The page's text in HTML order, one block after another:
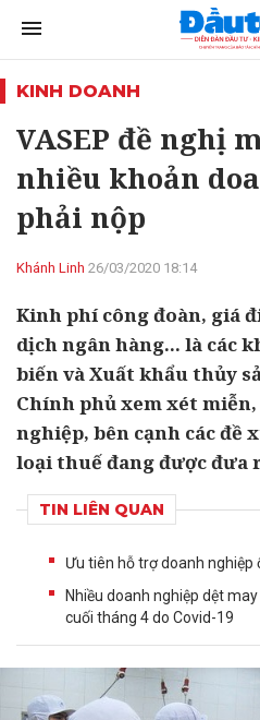
KINH DOANH
VASEP đề nghị
nhiều khoản
phải nộp
Khánh Linh 26/03/2020 18:14
Kinh phí công đoàn, giá
dịch ngân hàng... là các
biến và Xuất khẩu thủy
Chính phủ xem xét
nghiệp, bên cạnh các đề
loại thuế đang được đưa
TIN LIÊN QUAN
Ưu tiên hỗ trợ doanh nghiệp
Nhiều doanh nghiệp dệt
cuối tháng 4 do Covid-19